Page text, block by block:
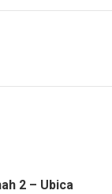
2 – Ubica